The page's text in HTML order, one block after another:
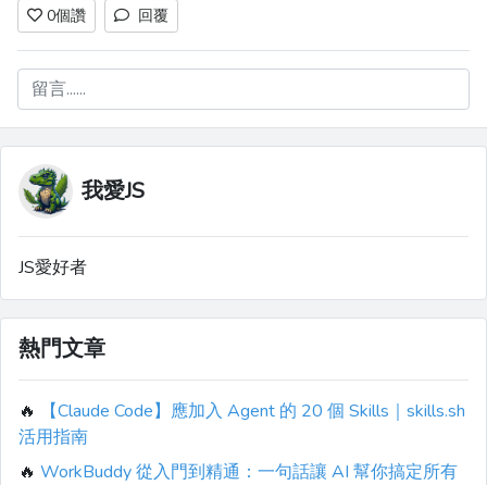
0個讚 回覆
留言......
我愛JS
JS愛好者
熱門文章
🔥
【Claude Code】應加入 Agent 的 20 個 Skills｜skills.sh
活用指南
🔥 WorkBuddy 從入門到精通：一句話讓 AI 幫你搞定所有